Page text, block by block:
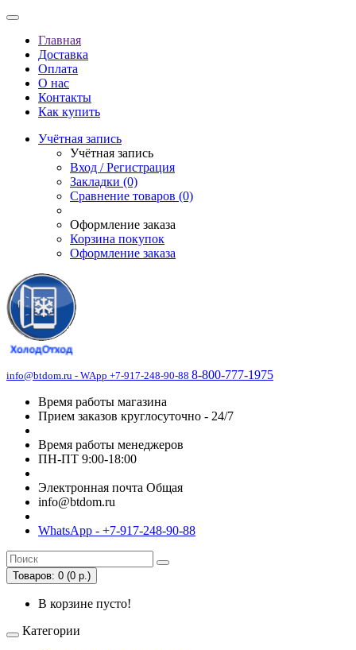
Главная
Доставка
Оплата
О нас
Контакты
Как купить
Учётная запись
Учётная запись
Вход / Регистрация
Закладки (0)
Сравнение товаров (0)
Оформление заказа
Корзина покупок
Оформление заказа
info@btdom.ru - WApp +7-917-248-90-88 8-800-777-1975
Время работы магазина
Прием заказов круглосуточно - 24/7
Время работы менеджеров
ПН-ПТ 9:00-18:00
Электронная почта Общая
info@btdom.ru
WhatsApp - +7-917-248-90-88
Товаров: 0 (0 р.)
В корзине пусто!
Категории